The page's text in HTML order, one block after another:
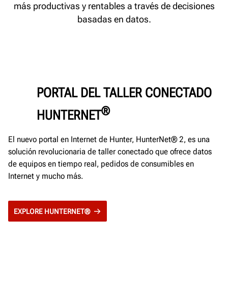
más productivas y rentables a través de decisiones
basadas en datos.
PORTAL DEL TALLER CONECTADO
HUNTERNET®
El nuevo portal en Internet de Hunter, HunterNet® 2, es una
solución revolucionaria de taller conectado que ofrece datos
de equipos en tiempo real, pedidos de consumibles en
Internet y mucho más.
EXPLORE HUNTERNET®